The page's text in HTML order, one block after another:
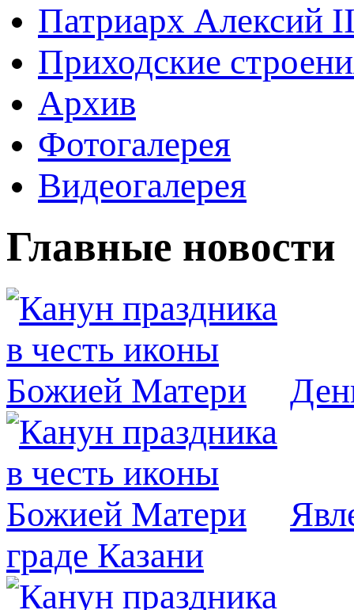
Патриарх Алексий
Приходские
Архив
Фотогалерея
Видеогалерея
Главные новости
граде Казани